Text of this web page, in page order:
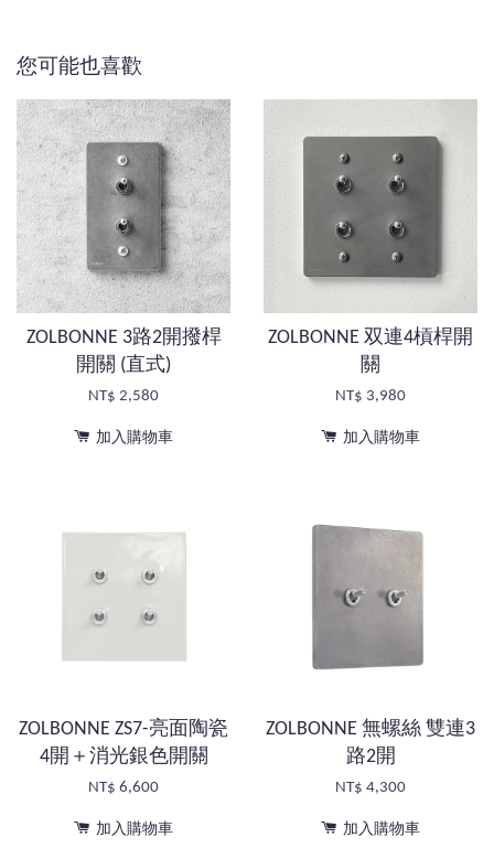
您可能也喜歡
ZOLBONNE 3路2開撥桿
開關 (直式)
NT$ 2,580
加入購物車
ZOLBONNE 双連4槓桿開
關
NT$ 3,980
加入購物車
ZOLBONNE ZS7-亮面陶瓷
4開＋消光銀色開關
NT$ 6,600
加入購物車
ZOLBONNE 無螺絲 雙連3
路2開
NT$ 4,300
加入購物車